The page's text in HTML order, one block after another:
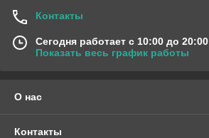
Контакты
Сегодня работает с 10:00 до 20:00
Показать весь график работы
О нас
Контакты